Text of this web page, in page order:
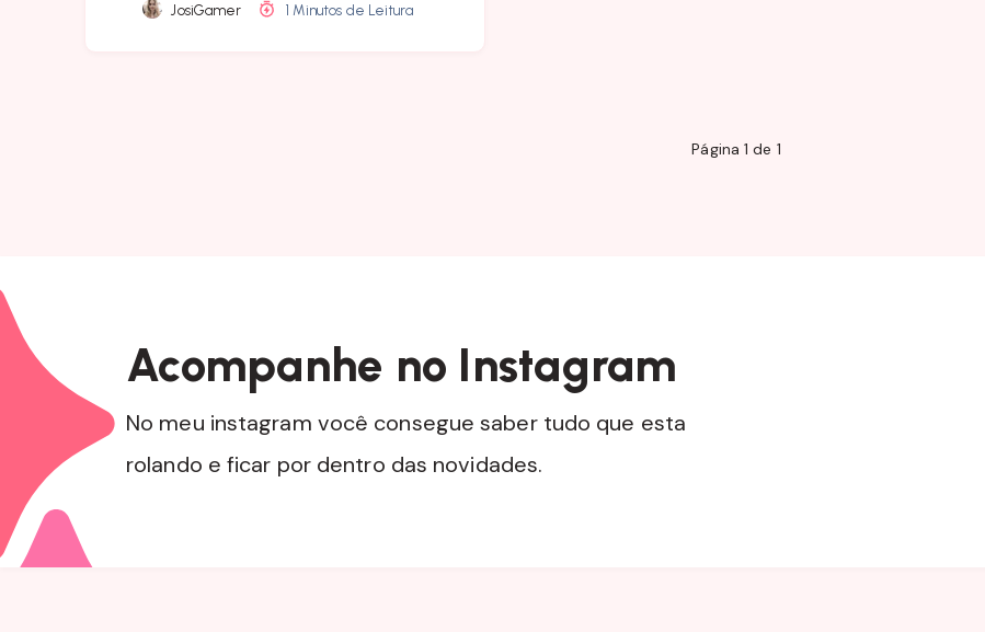
JosiGamer 1 Minutos de Leitura
Página 1 de 1
Acompanhe no Instagram
No meu instagram você consegue saber tudo que esta
rolando e ficar por dentro das novidades.